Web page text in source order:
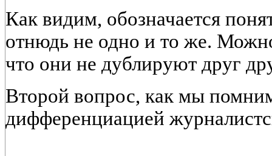
Как видим, обозначается
отнюдь не одно и то же.
что они не дублируют друг
Второй вопрос, как мы
дифференциацией